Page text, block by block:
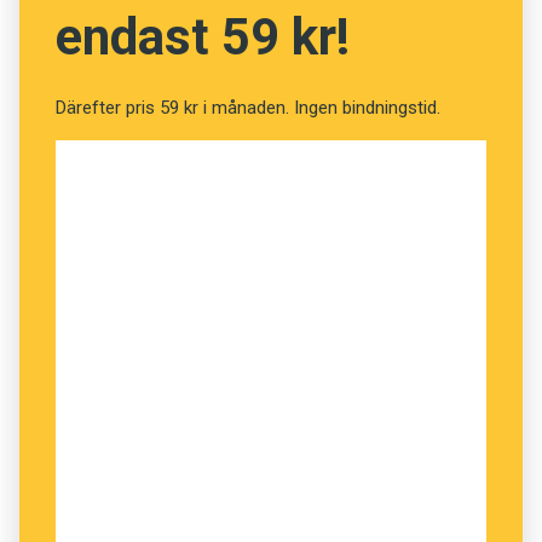
Grammatikpartajet avslutas den 10 maj klockan
hur datorn både kan hjälpa och stjälpa en
skribent som är osäker på grammatiken.
endast 59 kr!
Därefter pris 59 kr i månaden. Ingen bindningstid.